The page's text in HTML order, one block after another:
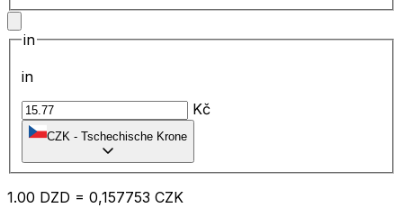
in
in
Kč
CZK - Tschechische Krone
1.00 DZD = 0,157753 CZK